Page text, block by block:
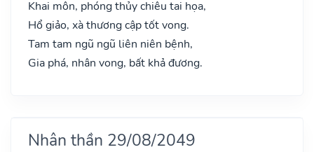
Khai môn, phóng thủy chiêu tai họa,
Hổ giảo, xà thương cập tốt vong.
Tam tam ngũ ngũ liên niên bệnh,
Gia phá, nhân vong, bất khả đương.
Nhân thần 29/08/2049